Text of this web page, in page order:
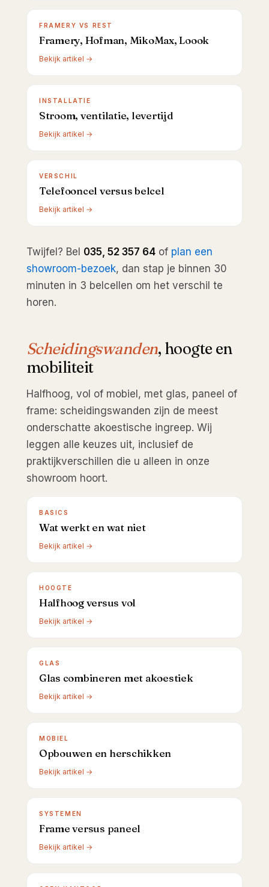
FRAMERY VS REST
Framery, Hofman, MikoMax, Loook
Bekijk artikel →
INSTALLATIE
Stroom, ventilatie, levertijd
Bekijk artikel →
VERSCHIL
Telefooncel versus belcel
Bekijk artikel →
Twijfel? Bel 035, 52 357 64 of plan een
showroom-bezoek, dan stap je binnen 30
minuten in 3 belcellen om het verschil te
horen.
Scheidingswanden, hoogte en
mobiliteit
Halfhoog, vol of mobiel, met glas, paneel of
frame: scheidingswanden zijn de meest
onderschatte akoestische ingreep. Wij
leggen alle keuzes uit, inclusief de
praktijkverschillen die u alleen in onze
showroom hoort.
BASICS
Wat werkt en wat niet
Bekijk artikel →
HOOGTE
Halfhoog versus vol
Bekijk artikel →
GLAS
Glas combineren met akoestiek
Bekijk artikel →
MOBIEL
Opbouwen en herschikken
Bekijk artikel →
SYSTEMEN
Frame versus paneel
Bekijk artikel →